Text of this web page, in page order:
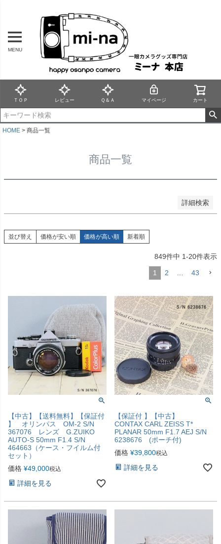
MENU
ＴＯＰ レビュー Ｑ＆Ａ マイページ カート
HOME 商品一覧
商品一覧
詳細検索
バンドル販売
予約商品
予約商品のみを表示
並び順
登録順
価格が安い順
価格が高い順
キーワードヒット順
検索
並び替え 価格が安い順 価格が高い順 新着順
849件中 1-20件表示
1 2 … 43
【中古】【送料無料】【保証付
】 オリンパス OM-2 S/N
367076 レンズ G.ZUIKO
AUTO-S 50mm F1.4 S/N
464663（ケース・フイルム付
セット）
価格 ¥49,000税込
詳細を見る
【保証付 】【中古】
CONTAX CARL ZEISS T*
PLANAR 50mm F1.7 AEJ S/N
6238676 (ポーチ付)
価格 ¥39,800税込
詳細を見る